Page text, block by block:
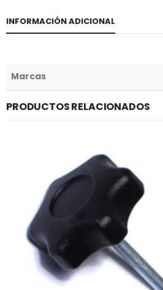
INFORMACIÓN ADICIONAL
Marcas
PRODUCTOS RELACIONADOS